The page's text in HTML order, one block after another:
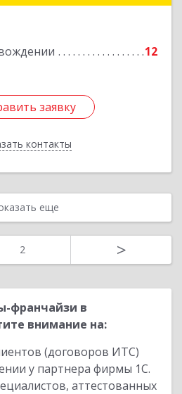
12
заявку
контакты
Подробнее
заявку
Назад
еще
2 >
франчайзи в
внимание на:
(договоров ИТС)
у партнера фирмы 1С.
аттестованных